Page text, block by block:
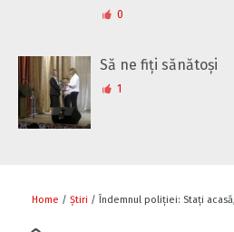
0
Să ne fiți sănătoși
1
Home / Știri / Îndemnul poliției: Stați